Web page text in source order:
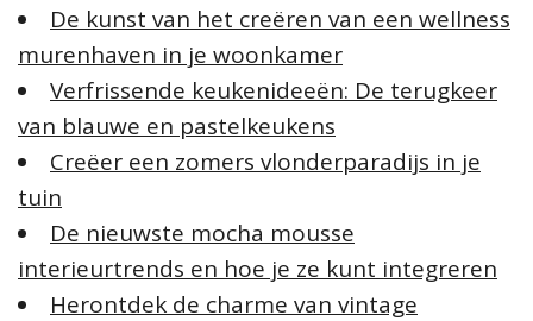
De kunst van het creëren van een wellness
murenhaven in je woonkamer
Verfrissende keukenideeën: De terugkeer
van blauwe en pastelkeukens
Creëer een zomers vlonderparadijs in je
tuin
De nieuwste mocha mousse
interieurtrends en hoe je ze kunt integreren
Herontdek de charme van vintage